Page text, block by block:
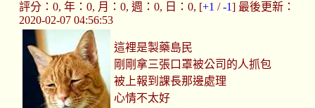
評分：0, 年：0, 月：0, 週：0, 日：0, [+1 /-1] 最後更新：
2020-02-07 04:56:53
這裡是製藥島民
剛剛拿三張口罩被公司的人抓包
被上報到課長那邊處理
心情不太好